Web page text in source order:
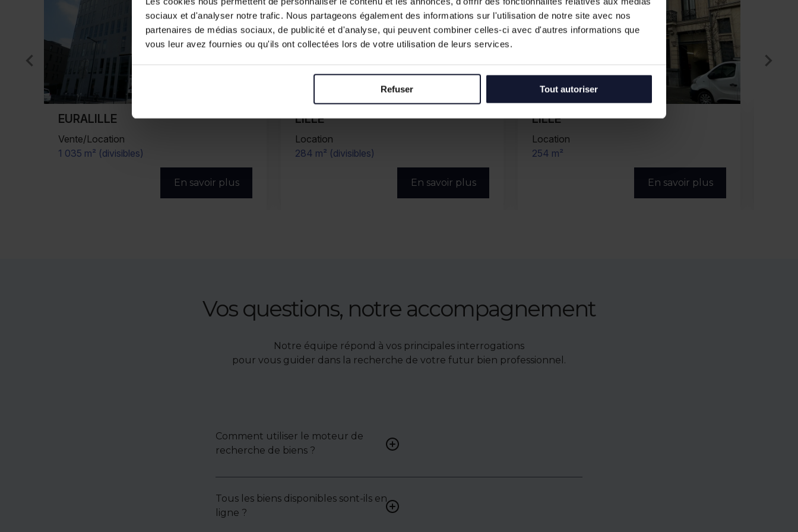
sociaux et d'analyser notre trafic. Nous partageons également des informations sur l'utilisation de notre site avec nos
partenaires de médias sociaux, de publicité et d'analyse, qui peuvent combiner celles-ci avec d'autres informations que
vous leur avez fournies ou qu'ils ont collectées lors de votre utilisation de leurs services.
Refuser Tout autoriser
LILLE
Location
284 m² (divisibles)
En savoir plus
LILLE
Location
254 m²
En savoir plus
EURALILLE
Location
1 379 m² (divisibles)
En savoir plus
Vos questions, notre accompagnement
Notre équipe répond à vos principales interrogations
pour vous guider dans la recherche de votre futur bien professionnel.
Comment utiliser le moteur de
recherche de biens ?
Renseignez vos critères (type de bien,
une liste de biens ciblés.
Tous les biens disponibles sont-ils en
ligne ?
Non. Certains biens sont proposés en